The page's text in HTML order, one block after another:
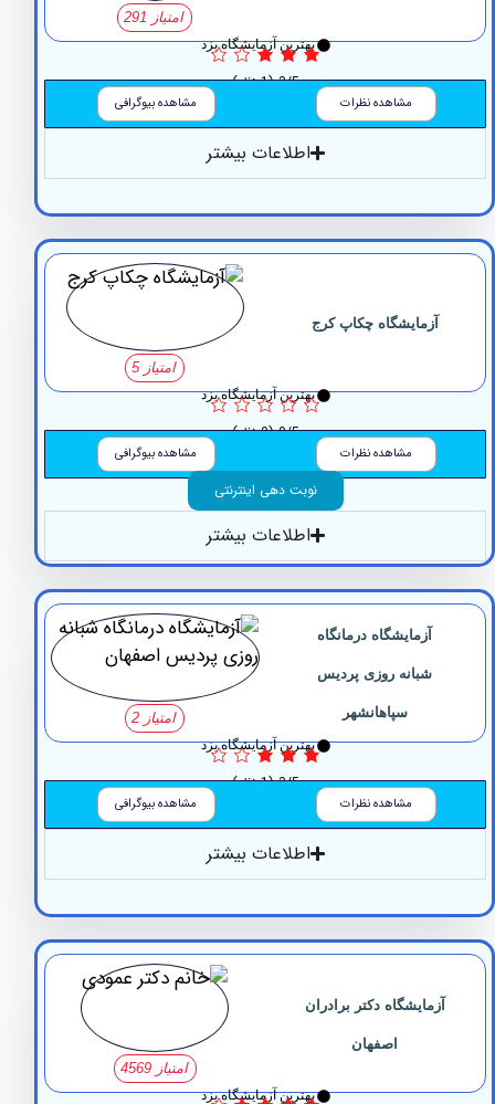
بهترین آزمایشگاه یزد
3/5 (1 نظر)
مشاهده نظرات مشاهده بیوگرافی
اطلاعات بیشتر
آزمایشگاه چکاپ کرج
بهترین آزمایشگاه یزد
0/5 (0 نظر)
مشاهده نظرات مشاهده بیوگرافی
نوبت دهی اینترنتی
اطلاعات بیشتر
آزمایشگاه درمانگاه
شبانه روزی پردیس
سپاهانشهر
بهترین آزمایشگاه یزد
3/5 (1 نظر)
مشاهده نظرات مشاهده بیوگرافی
اطلاعات بیشتر
دکتر برادران
بهترین آزمایشگاه یزد